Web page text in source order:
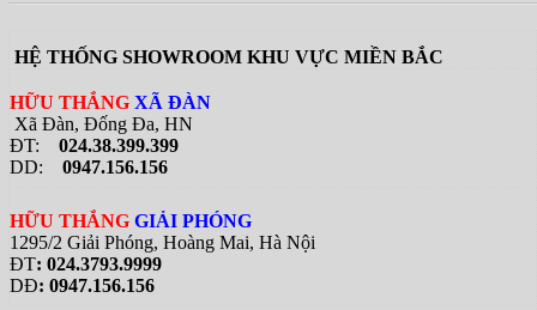
HỆ THỐNG SHOWROOM KHU VỰC MIỀN BẮC
HỮU THẮNG XÃ ĐÀN
Xã Đàn, Đống Đa, HN
ĐT: 024.38.399.399
DD:
0947.156.156
HỮU THẮNG GIẢI PHÓNG
1295/2 Giải Phóng, Hoàng Mai, Hà Nội
ĐT: 024.3793.9999
DĐ: 0947.156.156